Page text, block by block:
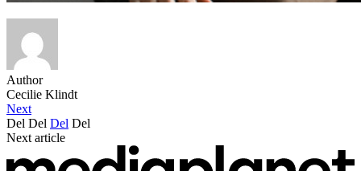
Author
Cecilie Klindt
Next
Del Del Del Del
Next article